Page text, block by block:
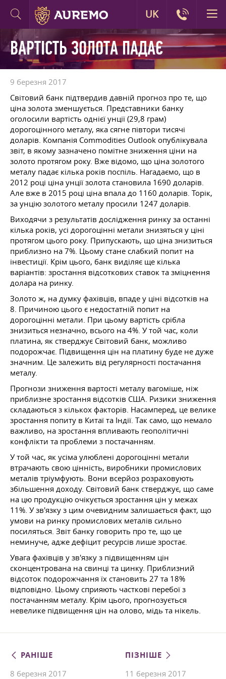
ВАРТІСТЬ ЗОЛОТА ПАДАЄ
9 березня 2017
Світовий банк підтвердив давній прогноз про те, що
ціна золота зменшується. Представники банку
оголосили вартість однієї унції (29,8 грам)
дорогоцінного металу, яка сягне півтори тисячі
доларів. Компанія Commodities Outlook опублікувала
звіт, в якому зазначено помітне зниження ціни на
золото протягом року. Вже відомо, що ціна золотого
металу падає кілька років поспіль. Нагадаємо, що в
2012 році ціна унції золота становила 1690 доларів.
Але вже в 2015 році ціна впала до 1160 доларів. Торік,
за унцію золотого металу просили 1247 доларів.
Виходячи з результатів дослідження ринку за останні
кілька років, усі дорогоцінні метали знизяться у ціні
протягом цього року. Припускають, що ціна знизиться
приблизно на 7%. Цьому стане слабкий попит на
інвестиції. Крім цього, банк виділяє ще кілька
варіантів: зростання відсоткових ставок та зміцнення
долара на ринку.
Золото ж, на думку фахівців, впаде у ціні відсотків на
8. Причиною цього є недостатній попит на
дорогоцінні метали. При цьому вартість срібла
знизиться незначно, всього на 4%. У той час, коли
платина, як стверджує Світовий банк, можливо
подорожчає. Підвищення цін на платину буде не дуже
значним. Це залежить від регулярності постачання
металу.
Прогнози зниження вартості металу вагоміше, ніж
приблизне зростання відсотків США. Ризики зниження
складаються з кількох факторів. Насамперед, це велике
зростання попиту в Китаї та Індії. Так само, що немало
важливо, на зростання впливають геополітичні
конфлікти та проблеми з постачанням.
У той час, як усіма улюблені дорогоцінні метали
втрачають свою цінність, виробники промислових
металів тріумфують. Вони всерйоз розраховують
збільшення доходу. Світовий банк стверджує, що саме
на цю продукцію очікується зростання цін у межах
11%. У зв'язку з цим очевидним залишається факт, що
умови на ринку промислових металів сильно
посиляться. Звіт банку говорить про те, що це
неминуче, адже дефіцит ресурсів лише зростає.
Увага фахівців у зв'язку з підвищенням цін
сконцентрована на свинці та цинку. Приблизний
відсоток подорожчання їх становить 27 та 18%
відповідно. Цьому сприяють часткові перебої з
постачанням металу. Крім цього, прогнозується
невелике підвищення цін на олово, мідь та нікель.
РАНІШЕ
8 березня 2017
ПІЗНІШЕ
11 березня 2017
UK